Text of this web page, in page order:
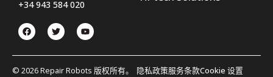
+34 943 584 020
© 2026 Repair Robots 版权所有。 隐私政策服务条款Cookie 设置